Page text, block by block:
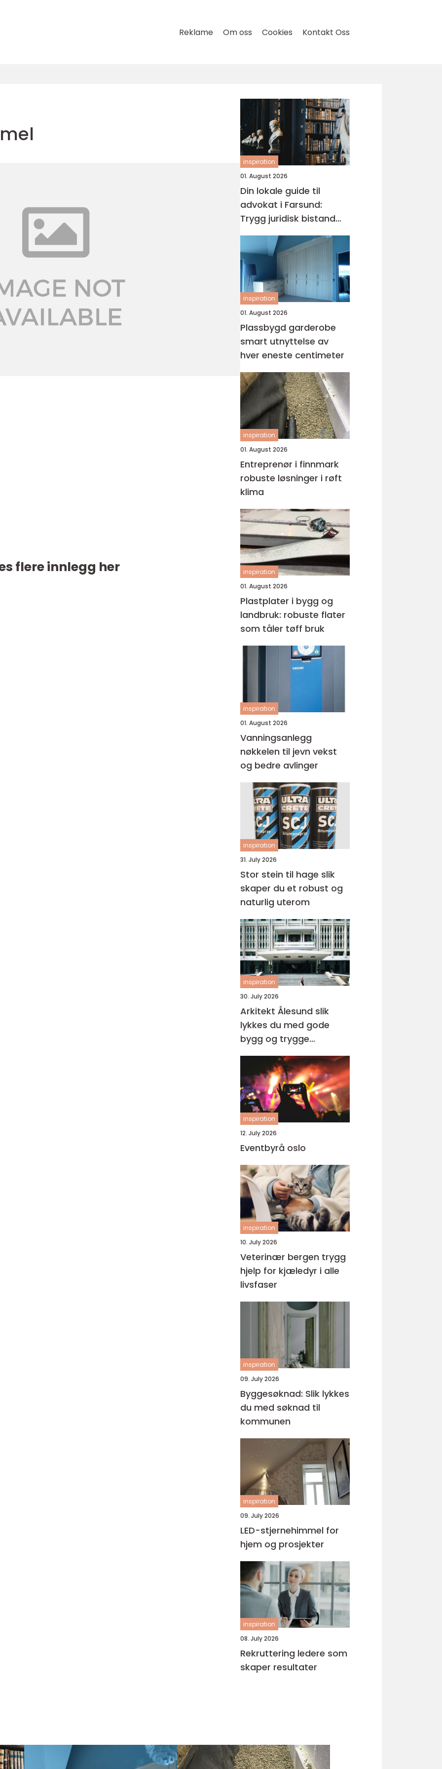
Reklame Om oss Cookies Kontakt Oss
flere innlegg her
inspiration
01. August 2026
Din lokale guide til
advokat i Farsund:
Trygg juridisk bistand
når du trenger det
inspiration
01. August 2026
Plassbygd garderobe
smart utnyttelse av
hver eneste centimeter
inspiration
01. August 2026
Entreprenør i finnmark
robuste løsninger i røft
klima
inspiration
01. August 2026
Plastplater i bygg og
landbruk: robuste flater
som tåler tøff bruk
inspiration
01. August 2026
Vanningsanlegg
nøkkelen til jevn vekst
og bedre avlinger
inspiration
31. July 2026
Stor stein til hage slik
skaper du et robust og
naturlig uterom
inspiration
30. July 2026
Arkitekt Ålesund slik
lykkes du med gode
bygg og trygge
prosesser
inspiration
12. July 2026
Eventbyrå oslo
inspiration
10. July 2026
Veterinær bergen trygg
hjelp for kjæledyr i alle
livsfaser
inspiration
09. July 2026
Byggesøknad: Slik lykkes
du med søknad til
kommunen
inspiration
09. July 2026
LED-stjernehimmel for
hjem og prosjekter
inspiration
08. July 2026
Rekruttering ledere som
skaper resultater